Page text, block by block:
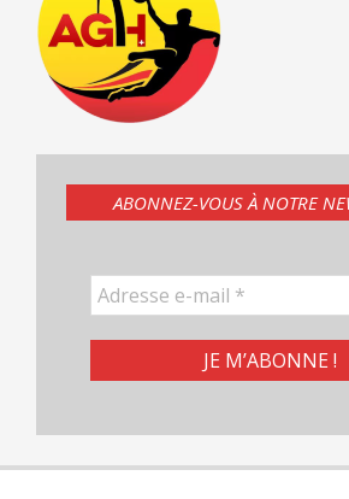
ABONNEZ-VOUS À NOTRE